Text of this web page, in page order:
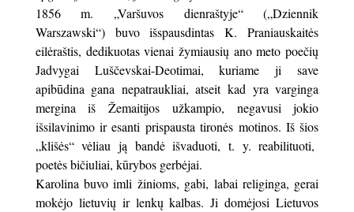
1856 m. „Varšuvos dienraštyje“ („Dziennik
Warszawski“) buvo išspausdintas K. Praniauskaitės
eilėraštis, dedikuotas vienai žymiausių ano meto poečių
Jadvygai Luščevskai-Deotimai, kuriame ji save
apibūdina gana nepatraukliai, atseit kad yra varginga
mergina iš Žemaitijos užkampio, negavusi jokio
išsilavinimo ir esanti prispausta tironės motinos. Iš šios
„klišės“ vėliau ją bandė išvaduoti, t. y. reabilituoti,
poetės bičiuliai, kūrybos gerbėjai.
Karolina buvo imli žinioms, gabi, labai religinga, gerai
mokėjo lietuvių ir lenkų kalbas. Ji domėjosi Lietuvos